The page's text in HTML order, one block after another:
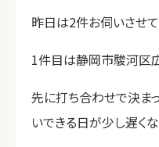
昨日は2件お伺いさせて
1件目は静岡市駿河区
先に打ち合わせで決ま
いできる日が少し遅く